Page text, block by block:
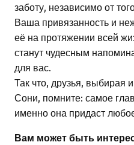
заботу, независимо от
Ваша привязанность и
её на протяжении всей
станут чудесным
для вас.
Так что, друзья, выбирая
Сони, помните: самое
именно она придаст
Вам может быть